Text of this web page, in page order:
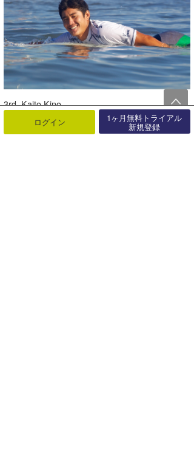
3rd Kaito Kino
ログイン 1ヶ月無料トライアル
新規登録